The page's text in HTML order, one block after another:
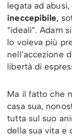
legata ad
ineccepibile,
“ideali”. Adam
lo voleva più
nell’accezione
libertà di
Ma il fatto che
casa sua,
tutta sul suo
della sua vita e